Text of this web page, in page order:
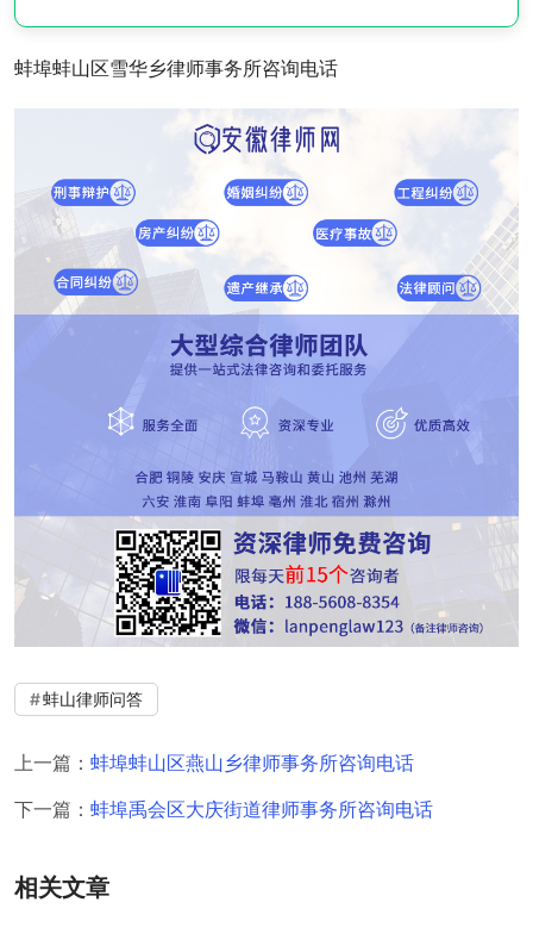
蚌埠蚌山区雪华乡律师事务所咨询电话
蚌山律师问答
上一篇： 蚌埠蚌山区燕山乡律师事务所咨询电话
下一篇： 蚌埠禹会区大庆街道律师事务所咨询电话
相关文章